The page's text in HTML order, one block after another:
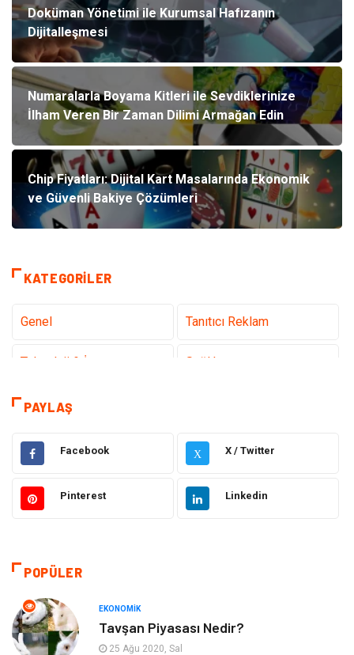
Doküman Yönetimi ile Kurumsal Hafızanın
Dijitalleşmesi
Numaralarla Boyama Kitleri ile Sevdiklerinize
İlham Veren Bir Zaman Dilimi Armağan Edin
Chip Fiyatları: Dijital Kart Masalarında Ekonomik
ve Güvenli Bakiye Çözümleri
KATEGORILER
Genel Tanıtıcı Reklam
Teknoloji & İnternet Sağlık
teknoloji
Hukuk Giyim
Elektronik Makine
Sağlıklı Yaşam
Otomotiv
Tatil
PAYLAŞ
Facebook X X / Twitter
Pinterest Linkedin
POPÜLER
EKONOMIK
Tavşan Piyasası Nedir?
25 Ağu 2020, Sal